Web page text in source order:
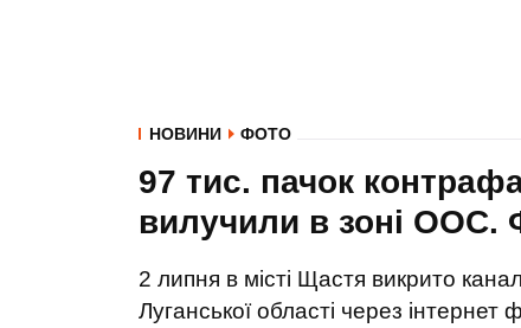
НОВИНИ ФОТО
97 тис. пачок
вилучили в зоні
2 липня в місті Щастя викрито
Луганської області через